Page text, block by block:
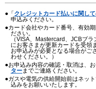
「 クレジットカード払いに関し
申込みください。
カード会社やカード番号、有効
ださい。
（VISA、Mastercard、JCBブ
にお客さまが更新カードを受領
お申込みが必要となる場合がご
わせください。）
お申込み内容の確認・取消は、
ターまでご連絡ください。
ガスや電気の供給開始前はネッ
込みをお願いいたします。